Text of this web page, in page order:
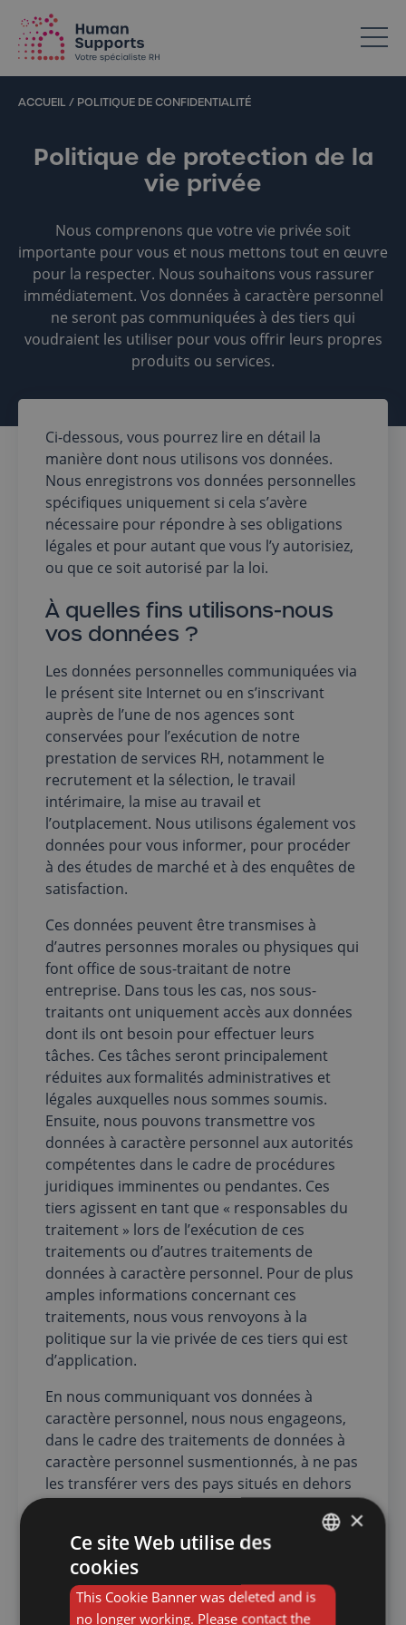
Votre spécialiste en ressources humaines dans l’Horeca
ACCUEIL / POLITIQUE DE CONFIDENTIALITÉ
Politique de protection de la
vie privée
Nous comprenons que votre vie privée soit
importante pour vous et nous mettons tout en œuvre
pour la respecter. Nous souhaitons vous rassurer
immédiatement. Vos données à caractère personnel
ne seront pas communiquées à des tiers qui
voudraient les utiliser pour vous offrir leurs propres
produits ou services.
Ci-dessous, vous pourrez lire en détail la
manière dont nous utilisons vos données.
Nous enregistrons vos données personnelles
spécifiques uniquement si cela s’avère
nécessaire pour répondre à ses obligations
légales et pour autant que vous l’y autorisiez,
ou que ce soit autorisé par la loi.
À quelles fins utilisons-nous
vos données ?
Les données personnelles communiquées via
le présent site Internet ou en s’inscrivant
auprès de l’une de nos agences sont
conservées pour l’exécution de notre
prestation de services RH, notamment le
recrutement et la sélection, le travail
intérimaire, la mise au travail et
l’outplacement. Nous utilisons également vos
données pour vous informer, pour procéder
à des études de marché et à des enquêtes de
satisfaction.
Ces données peuvent être transmises à
d’autres personnes morales ou physiques qui
font office de sous-traitant de notre
entreprise. Dans tous les cas, nos sous-
traitants ont uniquement accès aux données
dont ils ont besoin pour effectuer leurs
tâches. Ces tâches seront principalement
réduites aux formalités administratives et
légales auxquelles nous sommes soumis.
Ensuite, nous pouvons transmettre vos
données à caractère personnel aux autorités
compétentes dans le cadre de procédures
juridiques imminentes ou pendantes. Ces
tiers agissent en tant que « responsables du
traitement » lors de l’exécution de ces
traitements ou d’autres traitements de
données à caractère personnel. Pour de plus
amples informations concernant ces
traitements, nous vous renvoyons à la
politique sur la vie privée de ces tiers qui est
d’application.
En nous communiquant vos données à
caractère personnel, nous nous engageons,
dans le cadre des traitements de données à
caractère personnel susmentionnés, à ne pas
les transférer vers des pays situés en dehors
similaire pour les données à caractère
personnel.
Nous ne conservons les données
DUTCH
×
Ce site Web utilise des
cookies
This Cookie Banner was deleted and is
no longer working. Please contact the